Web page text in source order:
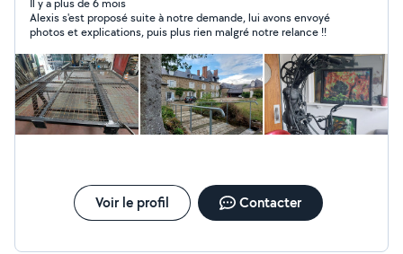
Travail propre, réactif et soigné. Contactez-moi pour un
devis rapide !
Il y a plus de 6 mois
Alexis s'est proposé suite à notre demande, lui avons envoyé
photos et explications, puis plus rien malgré notre relance !!
Voir le profil Contacter